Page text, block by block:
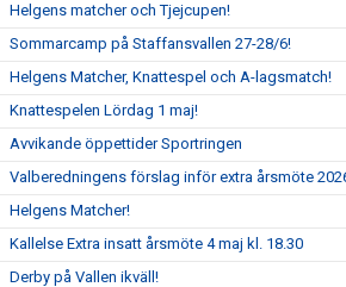
Helgens matcher och Tjejcupen!
Sommarcamp på Staffansvallen 27-28/6!
Helgens Matcher, Knattespel och A-lagsmatch!
Knattespelen Lördag 1 maj!
Avvikande öppettider Sportringen
Valberedningens förslag inför extra årsmöte
Helgens Matcher!
Kallelse Extra insatt årsmöte 4 maj kl. 18.30
Derby på Vallen ikväll!